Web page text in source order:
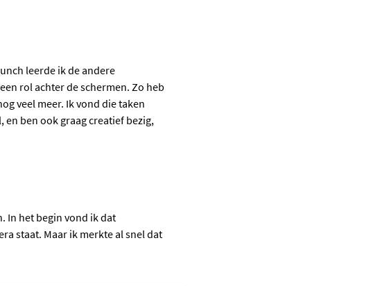
leerde ik de andere
rol achter de schermen. Zo heb
veel meer. Ik vond die taken
ben ook graag creatief bezig,
In het begin vond ik dat
staat. Maar ik merkte al snel dat